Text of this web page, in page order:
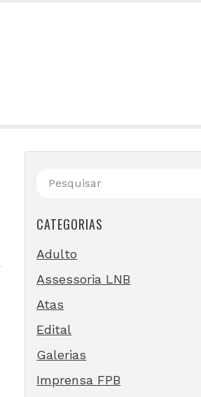
CATEGORIAS
Adulto
Assessoria LNB
Atas
Edital
Galerias
Imprensa FPB